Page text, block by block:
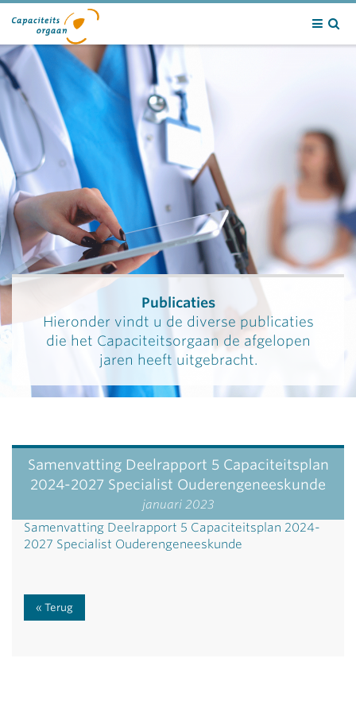
Publicaties
Hieronder vindt u de diverse publicaties
die het Capaciteitsorgaan de afgelopen
jaren heeft uitgebracht.
Samenvatting Deelrapport 5 Capaciteitsplan
2024-2027 Specialist Ouderengeneeskunde
januari 2023
Samenvatting Deelrapport 5 Capaciteitsplan 2024-
2027 Specialist Ouderengeneeskunde
Terug